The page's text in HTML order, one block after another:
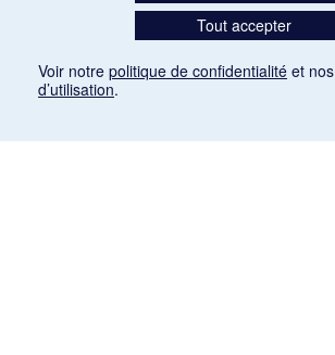
Tout accepter
Voir notre politique de confidentialité et nos
d’utilisation.